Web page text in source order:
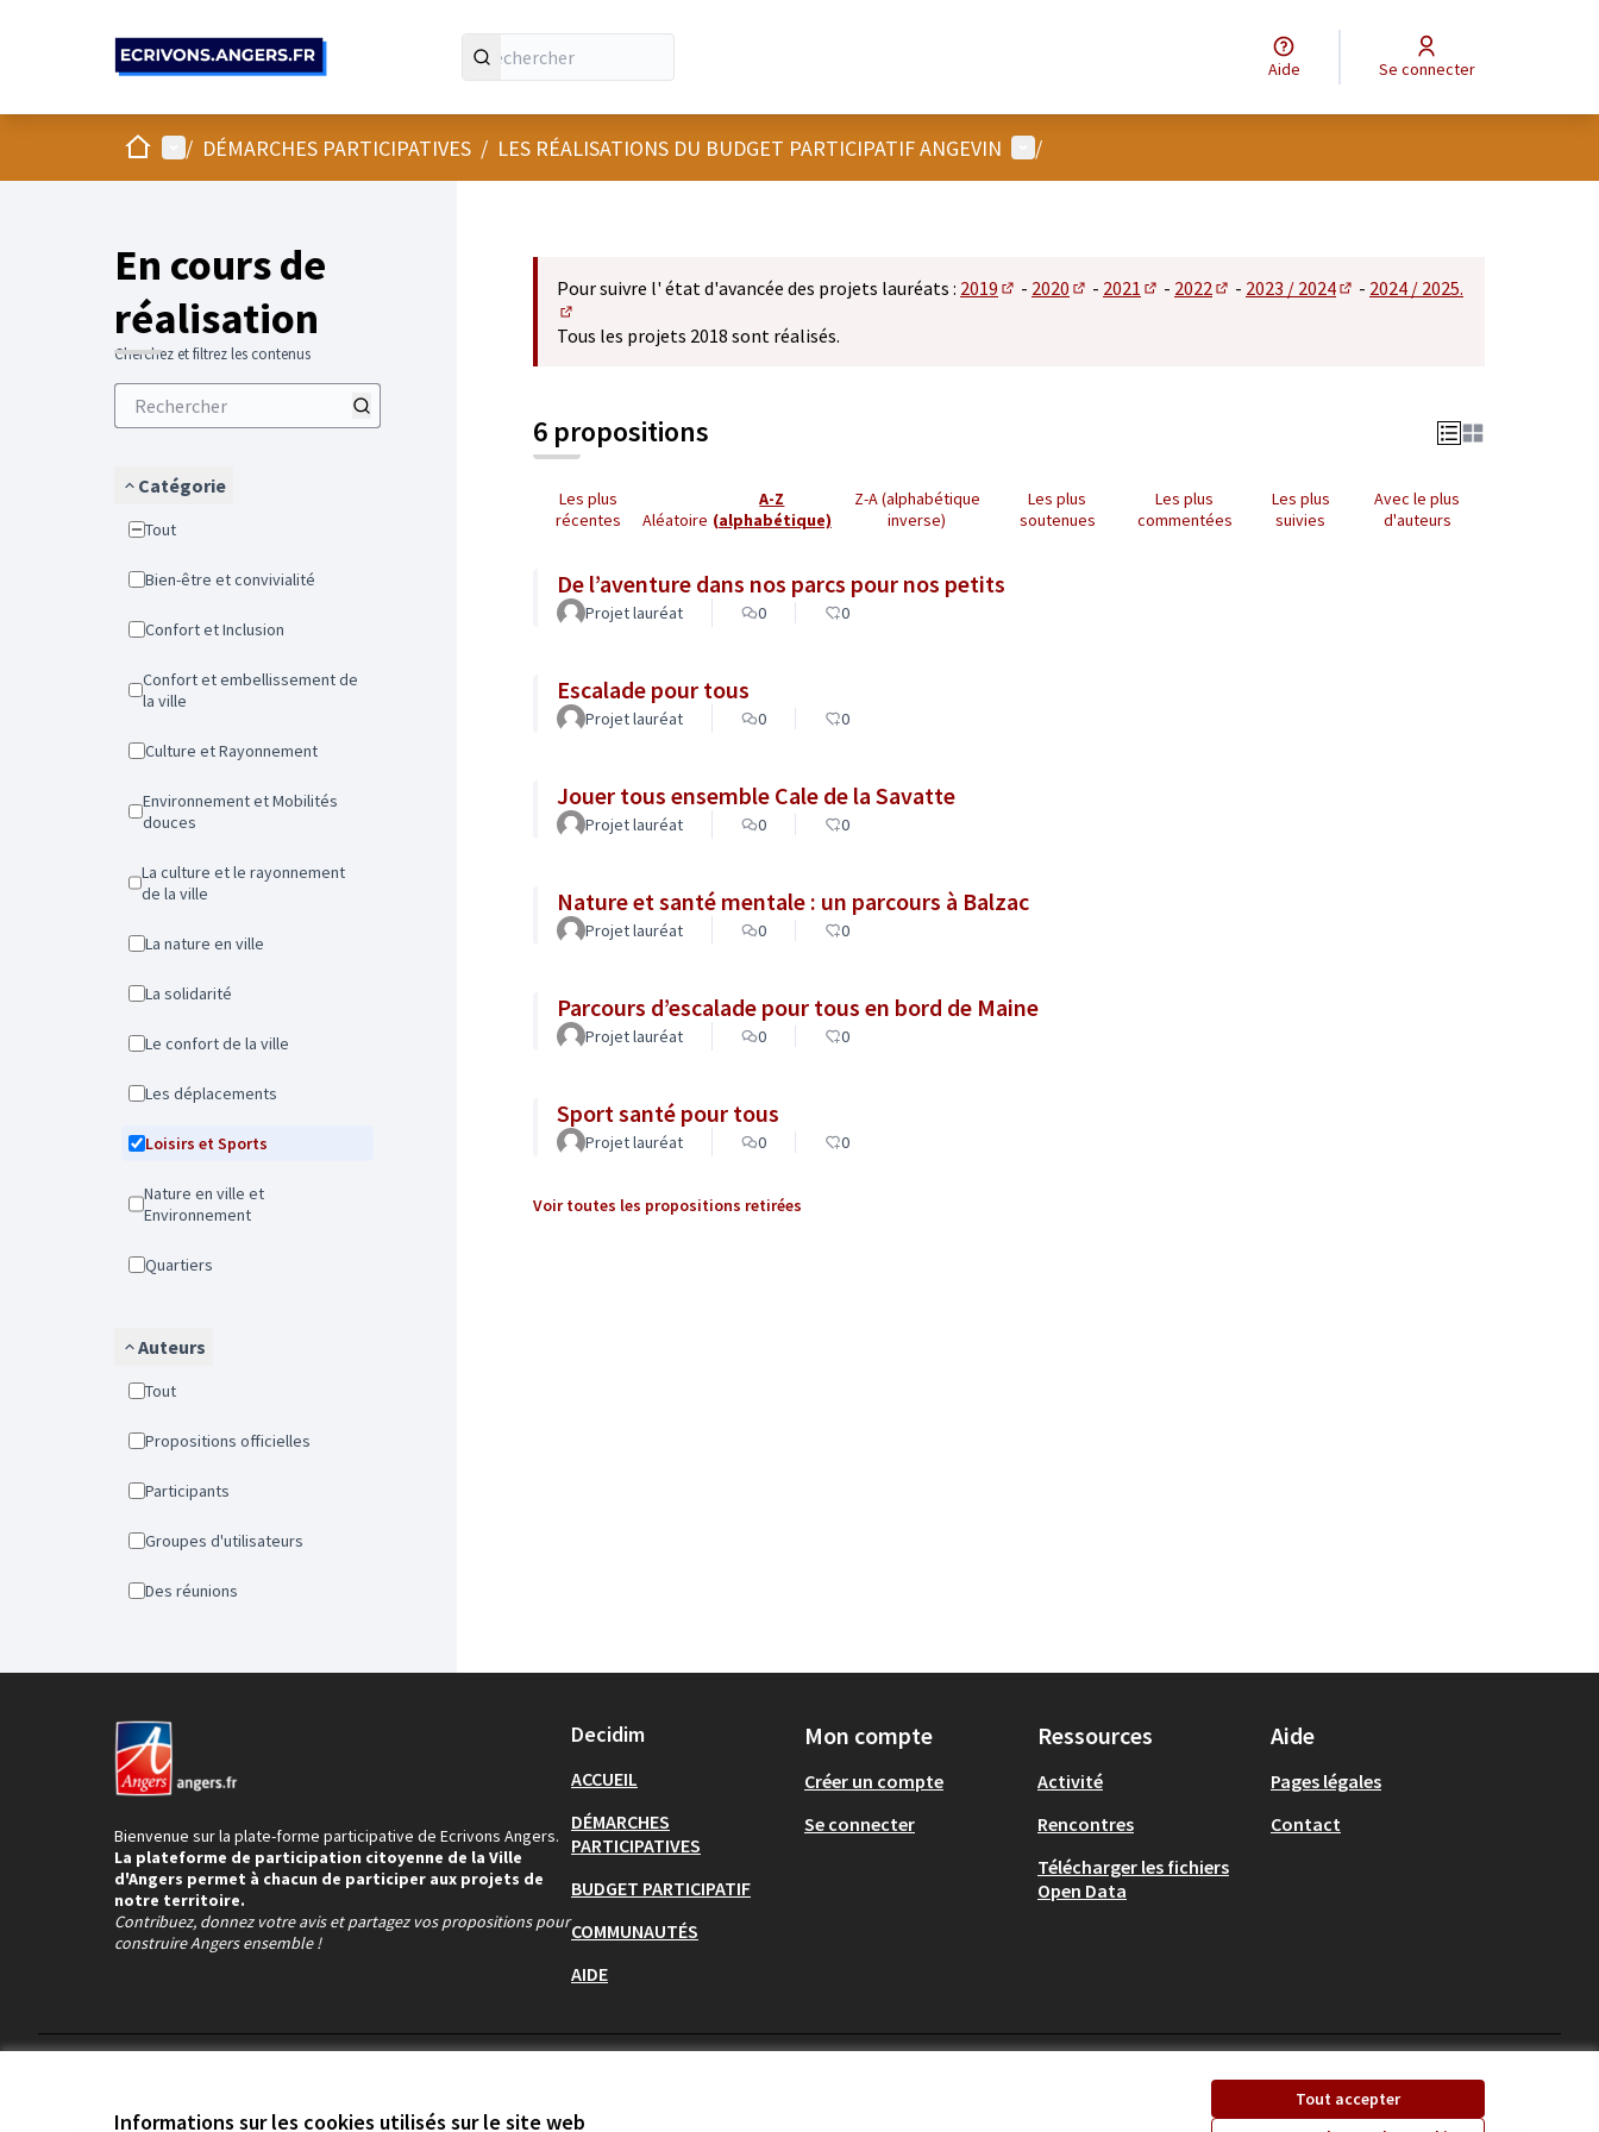
Informations sur les cookies utilisés sur le site web
Tout accepter
Aide Se connecter
AccueilMenu principal
/ DÉMARCHES PARTICIPATIVES / LES RÉALISATIONS DU BUDGET PARTICIPATIF ANGEVIN Menu utilisateur
/
En cours de
réalisation
Cherchez et filtrez les contenus
Catégorie
Tout
Bien-être et convivialité
Confort et Inclusion
Confort et embellissement de
la ville
Culture et Rayonnement
Environnement et Mobilités
douces
La culture et le rayonnement
de la ville
La nature en ville
La solidarité
Le confort de la ville
Les déplacements
Loisirs et Sports
Nature en ville et
Environnement
Quartiers
Auteurs
Tout
Propositions officielles
Participants
Groupes d'utilisateurs
Des réunions
Pour suivre l' état d'avancée des projets lauréats : 2019 - 2020
(S'ouvre dans un nouvel onglet)
- 2021
(S'ouvre dans un nouvel onglet)
- 2022
(S'ouvre dans un nouvel onglet)
- 2023 / 2024
(S'ouvre dans un nouvel onglet)
- 2024 / 2025.
(S'ouvre dans un nouvel onglet)
Tous les projets 2018 sont réalisés.
6 propositions
Les plus
récentes
Aléatoire
A-Z
(alphabétique)
Z-A (alphabétique
inverse)
Les plus
soutenues
Les plus
commentées
Les plus
suivies
Avec le plus
d'auteurs
De l’aventure dans nos parcs pour nos petits
Projet lauréat 0 0
Escalade pour tous
Projet lauréat 0 0
Jouer tous ensemble Cale de la Savatte
Projet lauréat 0 0
Nature et santé mentale : un parcours à Balzac
Projet lauréat 0 0
Parcours d’escalade pour tous en bord de Maine
Projet lauréat 0 0
Sport santé pour tous
Projet lauréat 0 0
Voir toutes les propositions retirées
Bienvenue sur la plate-forme participative de Ecrivons Angers.
La plateforme de participation citoyenne de la Ville
d'Angers permet à chacun de participer aux projets de
notre territoire.
Contribuez, donnez votre avis et partagez vos propositions pour
construire Angers ensemble !
Decidim
ACCUEIL
DÉMARCHES
PARTICIPATIVES
BUDGET PARTICIPATIF
COMMUNAUTÉS
AIDE
Mon compte
Créer un compte
Se connecter
Ressources
Activité
Rencontres
Télécharger les fichiers
Open Data
Aide
Pages légales
Contact
(Lien externe)(Lien externe)